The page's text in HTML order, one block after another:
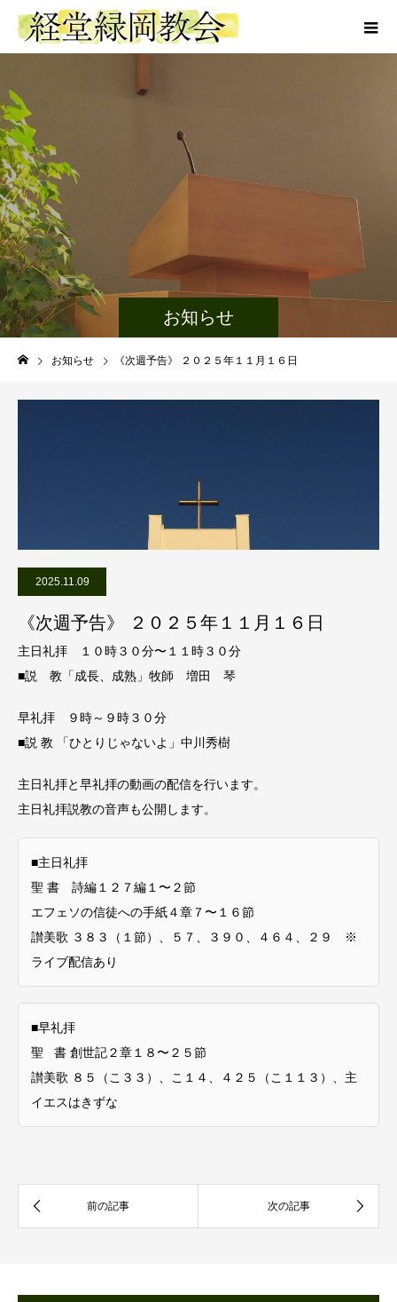
お知らせ
お知らせ 《次週予告》 ２０２５年１１月１６日
2025.11.09
《次週予告》 ２０２５年１１月１６日
主日礼拝 １０時３０分〜１１時３０分
■説 教「成長、成熟」牧師 増田 琴
早礼拝 ９時～９時３０分
■説 教 「ひとりじゃないよ」中川秀樹
主日礼拝と早礼拝の動画の配信を行います。
主日礼拝説教の音声も公開します。
■主日礼拝
聖 書 詩編１２７編１〜２節
エフェソの信徒への手紙４章７〜１６節
讃美歌 ３８３（１節）、５７、３９０、４６４、２９ ※
ライブ配信あり
■早礼拝
聖 書 創世記２章１８〜２５節
讃美歌 ８５（こ３３）、こ１４、４２５（こ１１３）、主
イエスはきずな